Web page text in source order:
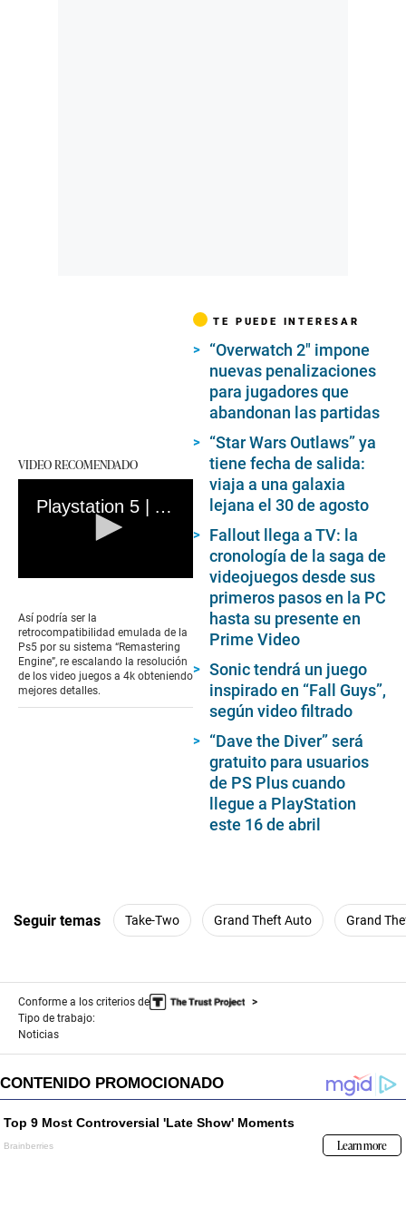
VIDEO RECOMENDADO
Playstation 5 | Así luciría la retrocompatiblidad con PlayStation 1
of
1
minute,
43
seconds
Así podría ser la
retrocompatibilidad emulada de la
Ps5 por su sistema “Remastering
Engine”, re escalando la resolución
de los video juegos a 4k obteniendo
mejores detalles.
TE PUEDE INTERESAR
“Overwatch 2″ impone
nuevas penalizaciones
para jugadores que
abandonan las partidas
“Star Wars Outlaws” ya
tiene fecha de salida:
viaja a una galaxia
lejana el 30 de agosto
Fallout llega a TV: la
cronología de la saga de
videojuegos desde sus
primeros pasos en la PC
hasta su presente en
Prime Video
Sonic tendrá un juego
inspirado en “Fall Guys”,
según video filtrado
“Dave the Diver” será
gratuito para usuarios
de PS Plus cuando
llegue a PlayStation
este 16 de abril
Seguir temas Take-Two Grand Theft Auto Grand
Conforme a los criterios de
Tipo de trabajo:
Noticias